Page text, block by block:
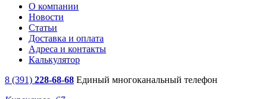
О компании
Новости
Статьи
Доставка и оплата
Адреса и контакты
Калькулятор
8 (391) 228-68-68 Единый многоканальный телефон